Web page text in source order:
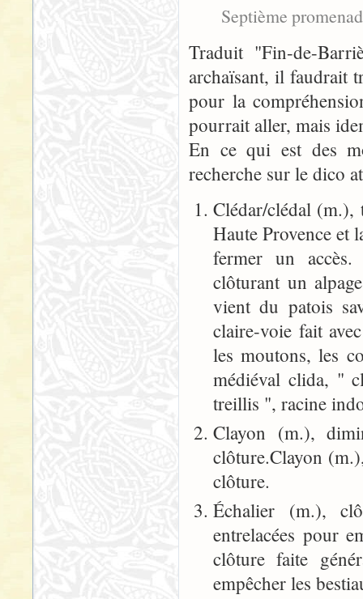
Septième
Traduit "Fin-de-
archaïsant, il faudrait
pour la
pourrait aller, mais
En ce qui est des
recherche sur le dico
Clédar/clédal (m.),
Haute Provence et
fermer un
clôturant un
vient du patois
claire-voie fait
les moutons, les
médiéval clida, "
treillis ", racine
Clayon (m.),
clôture.Clayon
clôture.
Échalier (m.),
entrelacées pour
clôture faite
empêcher les